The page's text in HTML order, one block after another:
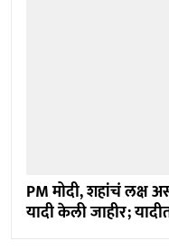
PM मोदी, शहांचं लक्ष
यादी केली जाहीर;